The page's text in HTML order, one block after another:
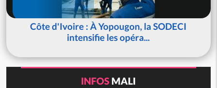
Côte d'Ivoire : À Yopougon, la SODECI
intensifie les opéra...
INFOS MALI